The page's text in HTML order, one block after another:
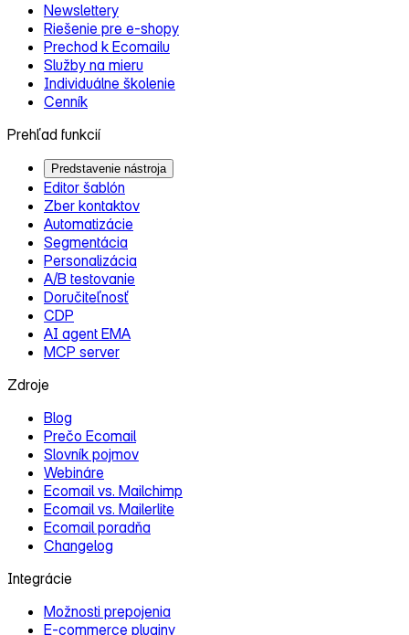
Newslettery
Riešenie pre e‑shopy
Prechod k Ecomailu
Služby na mieru
Individuálne školenie
Cenník
Prehľad funkcií
Predstavenie nástroja
Editor šablón
Zber kontaktov
Automatizácie
Segmentácia
Personalizácia
A/B testovanie
Doručiteľnosť
CDP
AI agent EMA
MCP server
Zdroje
Blog
Prečo Ecomail
Slovník pojmov
Webináre
Ecomail vs. Mailchimp
Ecomail vs. Mailerlite
Ecomail poradňa
Changelog
Integrácie
Možnosti prepojenia
E‑commerce pluginy